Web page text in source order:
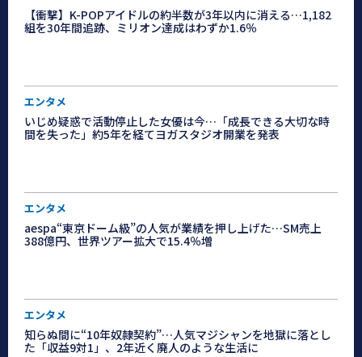
【衝撃】K-POPアイドルの約半数が3年以内に消える…1,182
組を30年間追跡、ミリオン達成はわずか1.6％
エンタメ
いじめ疑惑で活動停止した女優は今…「成長できる大切な時
間を失った」約5年を経てヨガスタジオ開業を発表
エンタメ
aespa“東京ドーム級”の人気が業績を押し上げた…SM売上
388億円、世界ツアー拡大で15.4％増
エンタメ
知らぬ間に“10年奴隷契約”…人気マジシャンを地獄に落とし
た「収益9対1」、2年近く廃人のような生活に